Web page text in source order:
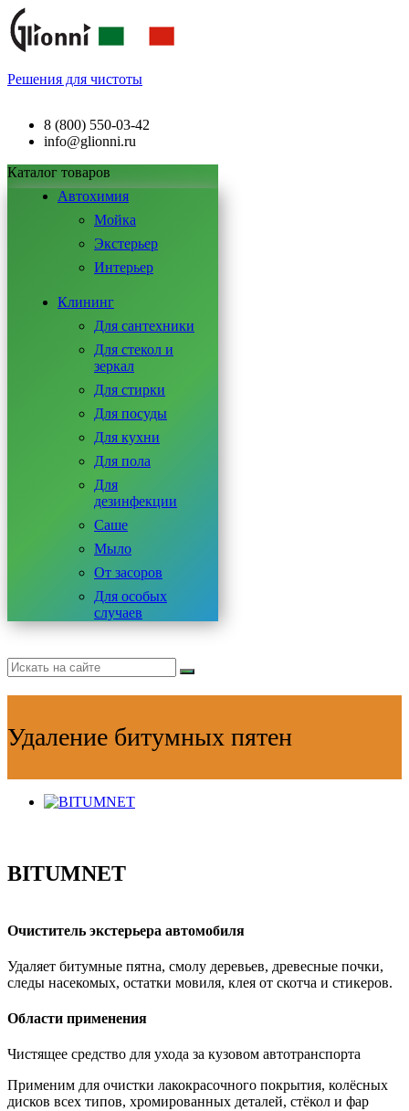
Решения для чистоты
8 (800) 550-03-42
info@glionni.ru
Каталог товаров
Автохимия
Мойка
Экстерьер
Интерьер
Клининг
Для сантехники
Для стекол и
зеркал
Для стирки
Для посуды
Для кухни
Для пола
Для
дезинфекции
Саше
Мыло
От засоров
Для особых
случаев
Удаление битумных пятен
BITUMNET
Очиститель экстерьера автомобиля
Удаляет битумные пятна, смолу деревьев, древесные почки,
следы насекомых, остатки мовиля, клея от скотча и стикеров.
Области применения
Чистящее средство для ухода за кузовом автотранспорта
Применим для очистки лакокрасочного покрытия, колёсных
дисков всех типов, хромированных деталей, стёкол и фар